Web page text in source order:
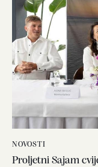
NOVOSTI
Proljetni Sajam